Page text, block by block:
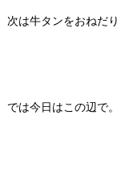
次は牛タンをおねだ
では今日はこの辺で。